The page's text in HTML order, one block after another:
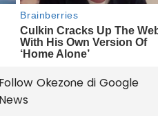
Follow Okezone di Google
News